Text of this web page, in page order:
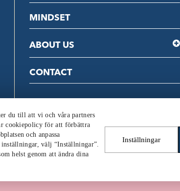
MINDSET
ABOUT US
CONTACT
du till att vi och våra partners
cookiepolicy för att förbättra
och anpassa
välj “Inställningar”.
helst genom att ändra dina
Inställningar